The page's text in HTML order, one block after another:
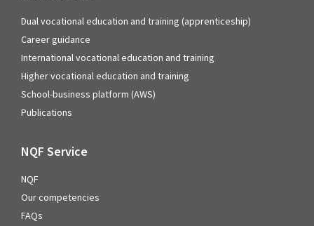
Dual vocational education and training (apprenticeship)
Career guidance
International vocational education and training
Higher vocational education and training
School-business platform (AWS)
Publications
NQF Service
NQF
Our competencies
FAQs